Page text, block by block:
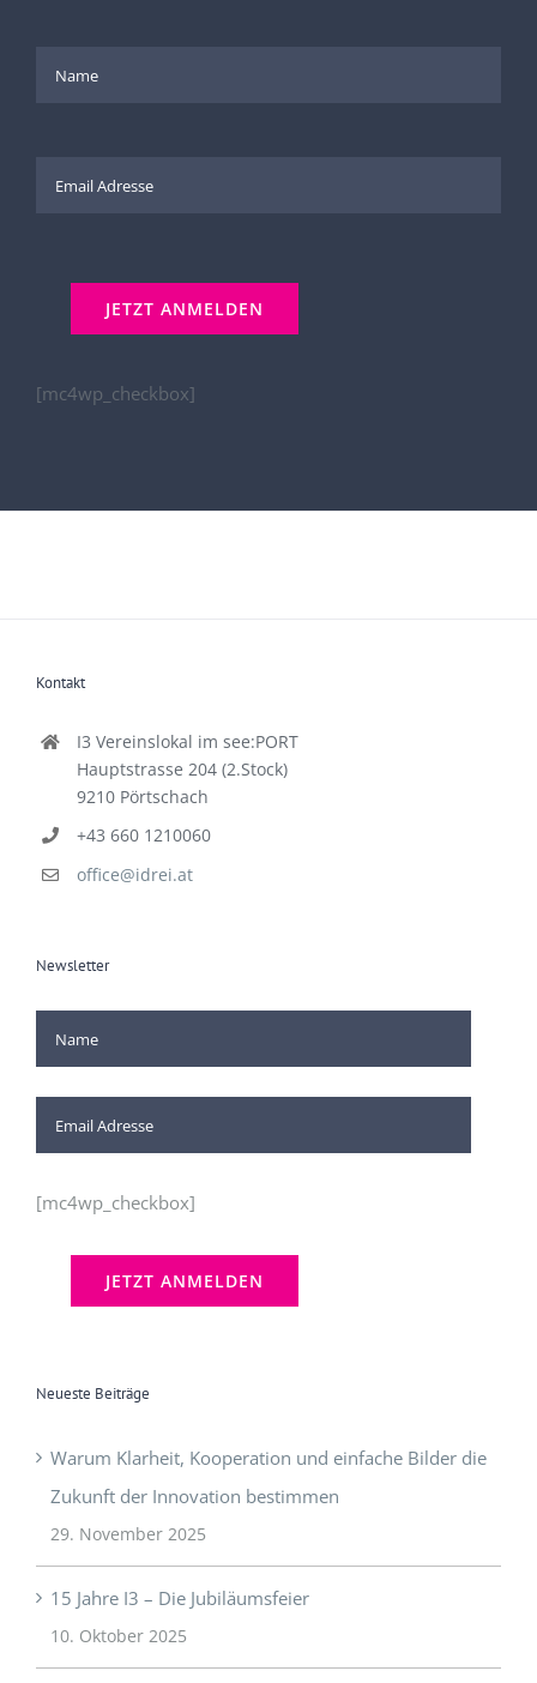
[mc4wp_checkbox]
Kontakt
I3 Vereinslokal im see:PORT
Hauptstrasse 204 (2.Stock)
9210 Pörtschach
+43 660 1210060
office@idrei.at
Newsletter
[mc4wp_checkbox]
Neueste Beiträge
Warum Klarheit, Kooperation und einfache Bilder die
Zukunft der Innovation bestimmen
29. November 2025
15 Jahre I3 – Die Jubiläumsfeier
10. Oktober 2025